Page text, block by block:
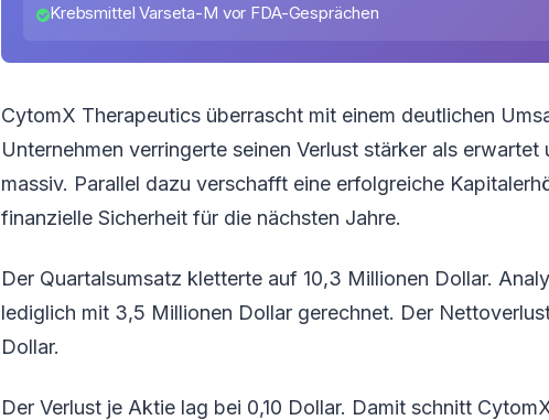
Krebsmittel Varseta-M vor FDA-Gesprächen
CytomX Therapeutics überrascht mit einem deutlichen
Unternehmen verringerte seinen Verlust stärker als
massiv. Parallel dazu verschafft eine erfolgreiche
finanzielle Sicherheit für die nächsten Jahre.
Der Quartalsumsatz kletterte auf 10,3 Millionen Dollar.
lediglich mit 3,5 Millionen Dollar gerechnet. Der
Dollar.
Der Verlust je Aktie lag bei 0,10 Dollar. Damit schnitt